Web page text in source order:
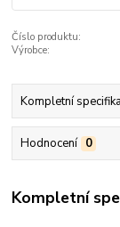
Číslo produktu:
Výrobce:
Kompletní
Hodnocení 0
Kompletní